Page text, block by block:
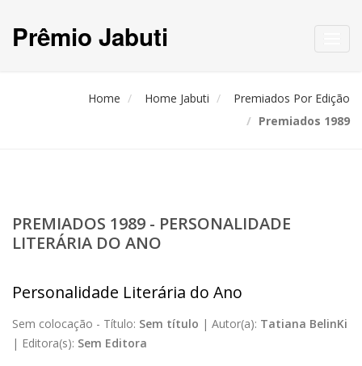
Prêmio Jabuti
Home Home Jabuti
Premiados Por Edição
Premiados 1989
PREMIADOS 1989 - PERSONALIDADE
LITERÁRIA DO ANO
Personalidade Literária do Ano
Sem colocação - Título: Sem título | Autor(a): Tatiana BelinKi
| Editora(s): Sem Editora